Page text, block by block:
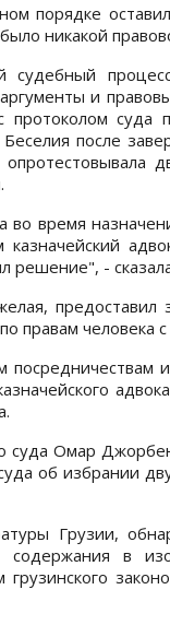
порядке
никакой
и
суда
после
время
решение", -
предоставил
правам человека
суда Омар
об избрании
Грузии,
содержания в